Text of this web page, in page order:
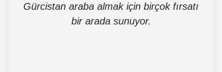
Gürcistan araba almak için birçok fırsatı
bir arada sunuyor.